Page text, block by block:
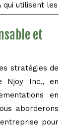
qui utilisent les
et
stratégies de
Njoy Inc., en
en
aborderons
pour